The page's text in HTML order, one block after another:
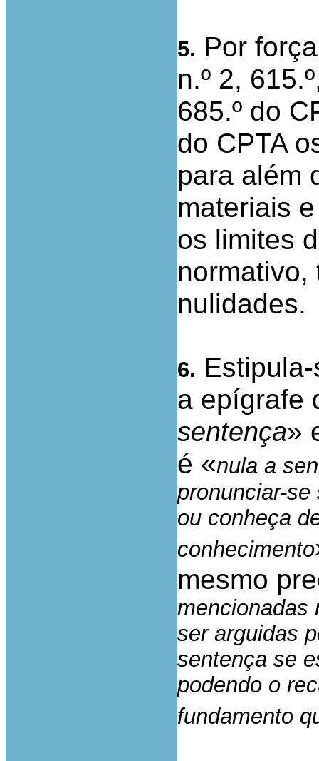
5. Por
n.º 2,
685.º do
do CPTA
para além
materiais
os limites
normativo,
nulidades.
6.
a epígrafe
sentença»
é «nula a
pronunciar-
ou conheça
conhecimento
mesmo
mencionadas
ser arguidas
sentença se
podendo o
fundamento